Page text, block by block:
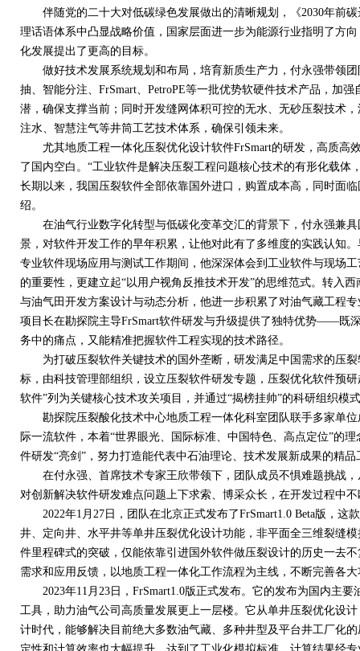
伴随党的二十大对低碳绿色发展做出的清晰规划，《2030年前碳
理话语体系中凸显战略价值，国家层面进一步为能源行业指明了方
化发展提出了更高的目标。
做好技术发展系统规划和布局，培育新质生产力，付永强带领团
抽、智能分注、 FrSmart、 PetroPE等一批优势软硬件技术产品，加
潜，确保支撑当前；同时开发缝网体积可控的无水、无砂压裂技术
注水、智慧注气等井筒工艺技术体系，确保引领未来。
尤其地质工程一体化压裂优化设计软件FrSmart的研发，高质高
了国内空白。“工业软件是解决压裂工程问题核心技术的有形化载体
长期以来，我国压裂软件全部依靠国外进口，购置成本高，同时面
绍。
在油气行业数字化转型与低碳化变革交汇的背景下，付永强兼具
景，对软件开发工作的早年积累，让他对此有了多维度的实践认知
专业软件现场应用与测试工作期间，他深深体会到工业软件与现场
的重要性，更建立起“以用户视角反推技术开发”的思维范式。转入
与油气田开发方案设计与动态分析，他进一步积累了对油气藏工程
项目长在勘探院主导FrSmart软件研发与升级提供了独特优势——既
务中的痛点，又能精准把握软件工程实现的技术路径。
为打破压裂软件关键技术的国外垄断，研发满足中国需求的压裂
标，由科技管理部组织，设立压裂软件研发专题，压裂优化软件预
软件”列为关键核心技术攻关项目，并通过“揭榜挂帅”的科研组织模
勘探院压裂酸化技术中心地质工程一体化科室团队联手多家单位
际一流软件，本着“世界眼光、国际标准、中国特色、高点定位”的
件研发“亮剑”，努力打造能代表中石油理论、技术发展新成果的精品
在付永强、首席技术专家王欣带领下，团队成员不惧难题挑战，
对创新解决软件研发难点问题上下求索、博采众长，在开发过程中
2022年1 月 27 日，团队在北京正式发布了FrSmart1.0 Beta版，这
井、定向井、水平井等单井压裂优化设计功能，非平面全三维裂缝
件里程碑式的突破，仅能依靠引进国外软件做压裂设计的历史一去
需求和应用反馈，以地质工程一体化工作流程为主线，不断完善各
2023年11 月 23 日， FrSmart1.0版正式发布。它的发布为国内主要
工具，助力油气公司高质量发展更上一层楼。它从单井压裂优化设
计时代，能够解决目前绝大多数油气藏、多种井型及平台井工厂化